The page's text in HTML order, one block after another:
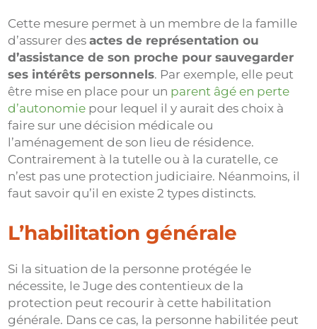
Cette mesure permet à un membre de la famille
d’assurer desactes de représentation ou
d’assistance de son proche pour sauvegarder
ses intérêts personnels. Par exemple, elle peut
être mise en place pour un parent âgé en perte
d’autonomie pour lequel il y aurait des choix à
faire sur une décision médicale ou
l’aménagement de son lieu de résidence.
Contrairement à la tutelle ou à la curatelle, ce
n’est pas une protection judiciaire. Néanmoins, il
faut savoir qu’il en existe 2 types distincts.
L’habilitation générale
Si la situation de la personne protégée le
nécessite, le Juge des contentieux de la
protection peut recourir à cette habilitation
générale. Dans ce cas, la personne habilitée peut